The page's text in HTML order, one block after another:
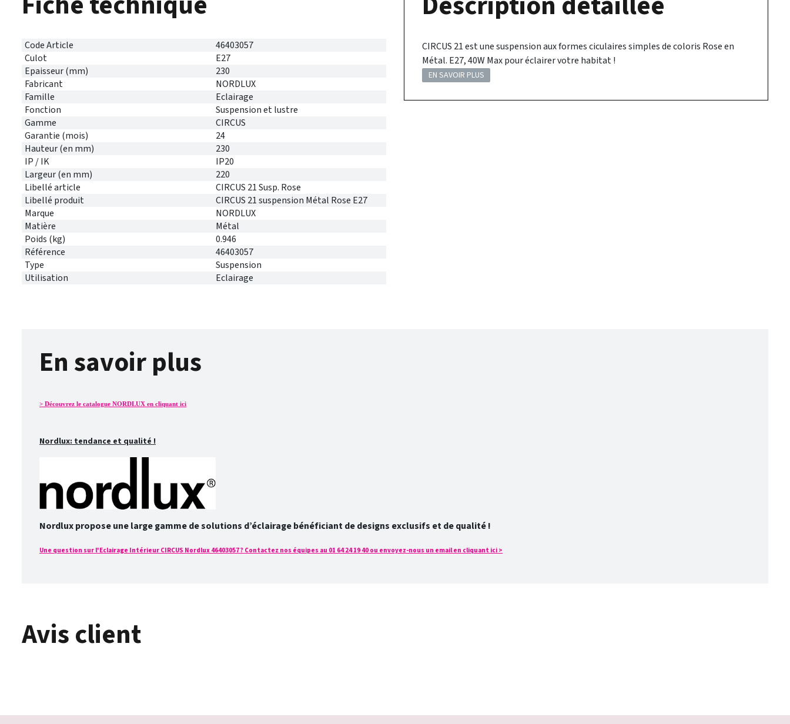
Code Article
46403057
Culot
E27
Epaisseur (mm)
230
Fabricant
NORDLUX
Famille
Eclairage
Fonction
Suspension et lustre
Gamme
CIRCUS
Garantie (mois)
24
Hauteur (en mm)
230
IP / IK
IP20
Largeur (en mm)
220
Libellé article
CIRCUS 21 Susp. Rose
Libellé produit
CIRCUS 21 suspension Métal Rose E27
Marque
NORDLUX
Matière
Métal
Poids (kg)
0.946
Référence
46403057
Type
Suspension
Utilisation
Eclairage
CIRCUS 21 est une suspension aux formes ciculaires simples de coloris Rose en
Métal. E27, 40W Max pour éclairer votre habitat !
EN SAVOIR PLUS
En savoir plus
> Découvrez le catalogue NORDLUX en cliquant ici
Nordlux: tendance et qualité !
Nordlux propose une large gamme de solutions d’éclairage bénéficiant de designs exclusifs et de qualité !
Une question sur l'Eclairage Intérieur CIRCUS Nordlux 46403057 ? Contactez nos équipes au 01 64 24 19 40 ou envoyez-nous un email en cliquant ici >
Avis client